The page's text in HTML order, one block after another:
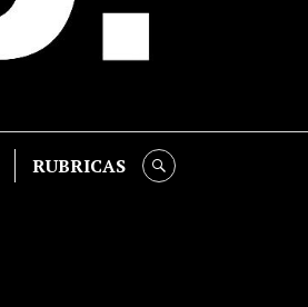
RUBRICAS SEARCH